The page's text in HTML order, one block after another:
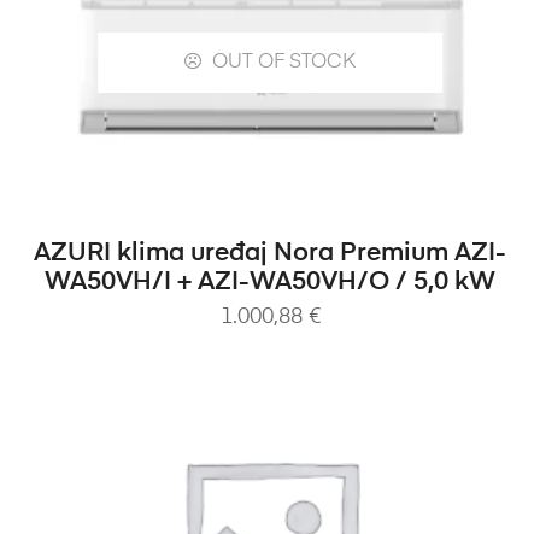
OUT OF STOCK
PROČITAJ VIŠE
AZURI klima uređaj Nora Premium AZI-
WA50VH/I + AZI-WA50VH/O / 5,0 kW
1.000,88 €